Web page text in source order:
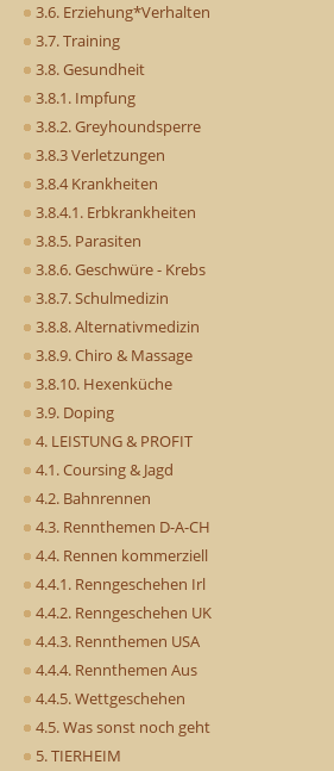
3.6. Erziehung*Verhalten
3.7. Training
3.8. Gesundheit
3.8.1. Impfung
3.8.2. Greyhoundsperre
3.8.3 Verletzungen
3.8.4 Krankheiten
3.8.4.1. Erbkrankheiten
3.8.5. Parasiten
3.8.6. Geschwüre - Krebs
3.8.7. Schulmedizin
3.8.8. Alternativmedizin
3.8.9. Chiro & Massage
3.8.10. Hexenküche
3.9. Doping
4. LEISTUNG & PROFIT
4.1. Coursing & Jagd
4.2. Bahnrennen
4.3. Rennthemen D-A-CH
4.4. Rennen kommerziell
4.4.1. Renngeschehen Irl
4.4.2. Renngeschehen UK
4.4.3. Rennthemen USA
4.4.4. Rennthemen Aus
4.4.5. Wettgeschehen
4.5. Was sonst noch geht
5. TIERHEIM